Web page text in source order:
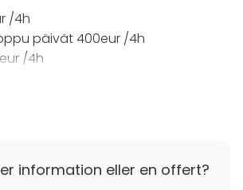
/4h
päivät 400eur /4h
/4h
information eller en offert?